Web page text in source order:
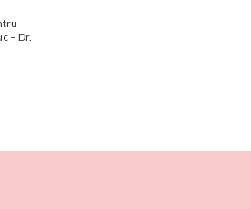
– Dr.